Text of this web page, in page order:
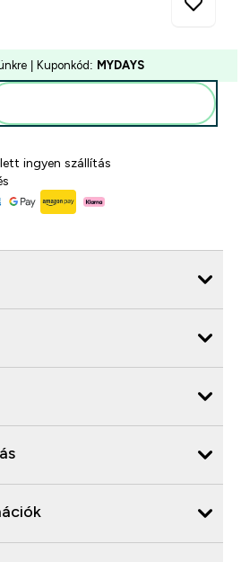
| Kuponkód: MYDAYS
ingyen szállítás